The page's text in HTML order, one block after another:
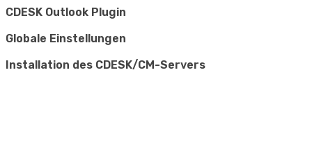
CDESK Outlook Plugin
Globale Einstellungen
Installation des CDESK/CM-Servers